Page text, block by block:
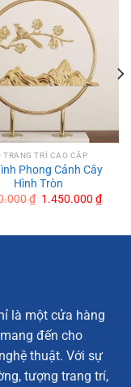
lê để bàn
TRANG TRÍ CAO CẤP
Phong Cảnh Cây
Hình Tròn
₫ Original
1.450.000₫
price
là một cửa hàng
đến cho
thuật. Với sự
tượng trang trí,